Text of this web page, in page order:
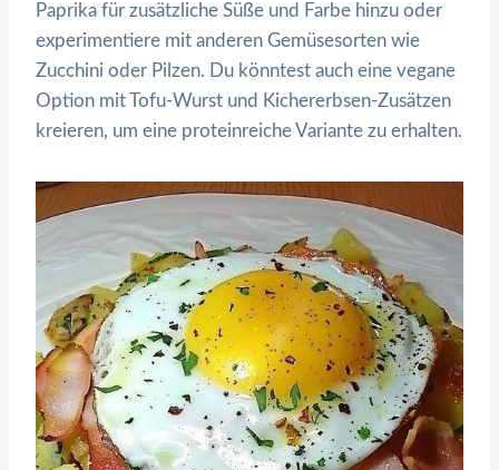
Paprika für zusätzliche Süße und Farbe hinzu oder
experimentiere mit anderen Gemüsesorten wie
Zucchini oder Pilzen. Du könntest auch eine vegane
Option mit Tofu-Wurst und Kichererbsen-Zusätzen
kreieren, um eine proteinreiche Variante zu erhalten.